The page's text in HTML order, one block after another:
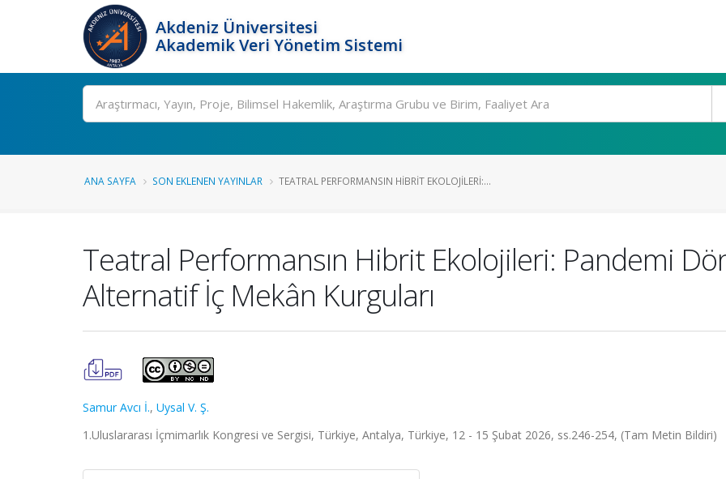
Akdeniz Üniversitesi
Akademik Veri Yönetim Sistemi
Ara
ANA SAYFA SON EKLENEN YAYINLAR TEATRAL PERFORMANSIN HIBRIT EKOLOJILERI:...
Teatral Performansın Hibrit Ekolojileri: Pandemi
Alternatif İç Mekân Kurguları
Samur Avcı İ., Uysal V. Ş.
1.Uluslararası İçmimarlık Kongresi ve Sergisi, Türkiye, Antalya, Türkiye, 12 - 15 Şubat 2026, ss.246-254, (Tam Metin Bildiri)